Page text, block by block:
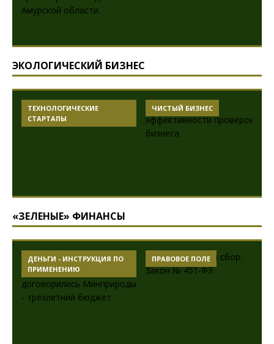
ЭКОЛОГИЧЕСКИЙ БИЗНЕС
АКСИОМЫ
ПРИРОДОПОЛЬЗОВАНИЯ
ЧИСТЫЙ БИЗНЕС
«ЗЕЛЕНЫЕ» ФИНАНСЫ
ДЕНЬГИ - ИНСТРУКЦИЯ ПО
ПРИМЕНЕНИЮ
АКСИОМЫ
ПРИРОДОПОЛЬЗОВАНИЯ